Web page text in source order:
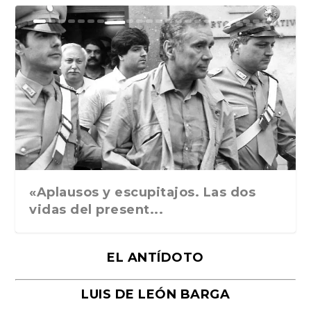
Ground Rules. Alejan...
«Rafael: Poesía subl...
Bienvenidos al circo...
Georges de La Tour. ...
Robert Capa: la hist...
«Aplausos y escupitajos. Las dos
vidas del present...
EL ANTÍDOTO
LUIS DE LEÓN BARGA